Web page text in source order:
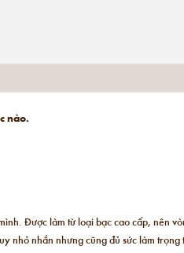
nào.
Được làm từ loại bạc cao cấp, nên
nhỏ nhắn nhưng cũng đủ sức làm trọng